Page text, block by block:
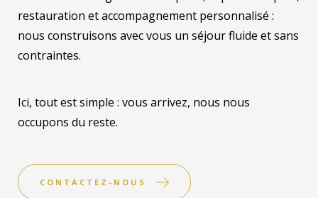
restauration et accompagnement personnalisé :
nous construisons avec vous un séjour fluide et sans
contraintes.
Ici, tout est simple : vous arrivez, nous nous
occupons du reste.
CONTACTEZ-NOUS